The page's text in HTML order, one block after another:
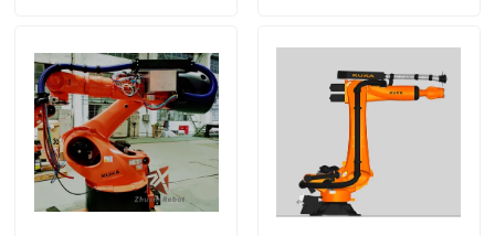
Espetáculo VR
Sobre nós
Visita à fábrica